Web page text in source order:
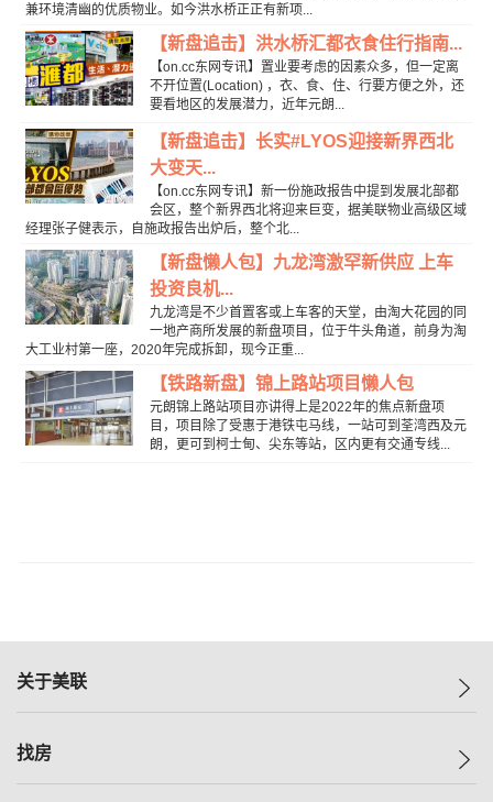
兼环境清幽的优质物业。如今洪水桥正正有新项...
【新盘追击】洪水桥汇都衣食住行指南...
【on.cc东网专讯】置业要考虑的因素众多，但一定离
不开位置(Location) ，衣、食、住、行要方便之外，还
要看地区的发展潜力，近年元朗...
【新盘追击】长实#LYOS迎接新界西北
大变天...
【on.cc东网专讯】新一份施政报告中提到发展北部都
会区，整个新界西北将迎来巨变，据美联物业高级区域
经理张子健表示，自施政报告出炉后，整个北...
【新盘懒人包】九龙湾激罕新供应 上车
投资良机...
九龙湾是不少首置客或上车客的天堂，由淘大花园的同
一地产商所发展的新盘项目，位于牛头角道，前身为淘
大工业村第一座，2020年完成拆卸，现今正重...
【铁路新盘】锦上路站项目懒人包
元朗锦上路站项目亦讲得上是2022年的焦点新盘项
目，项目除了受惠于港铁屯马线，一站可到荃湾西及元
朗，更可到柯士甸、尖东等站，区内更有交通专线...
关于美联
美联集团
找房